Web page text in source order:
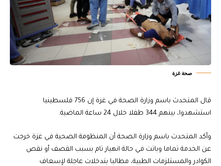
صحة غزة
قال المتحدث باسم وزارة الصحة في غزة إن 756 فلسطينيا
استشهدوا، بينهم 344 طفلا خلال 24 ساعة الماضية.
وأكد المتحدث باسم وزارة الصحة أن المنظومة الصحية في غزة خرجت
عن الخدمة تماما وباتت في حالة انهيار تام بسبب القصف أو نقص
الكوادر والمستلزمات الطبية، مطالبا بتدخلات عاجلة لإسعاف